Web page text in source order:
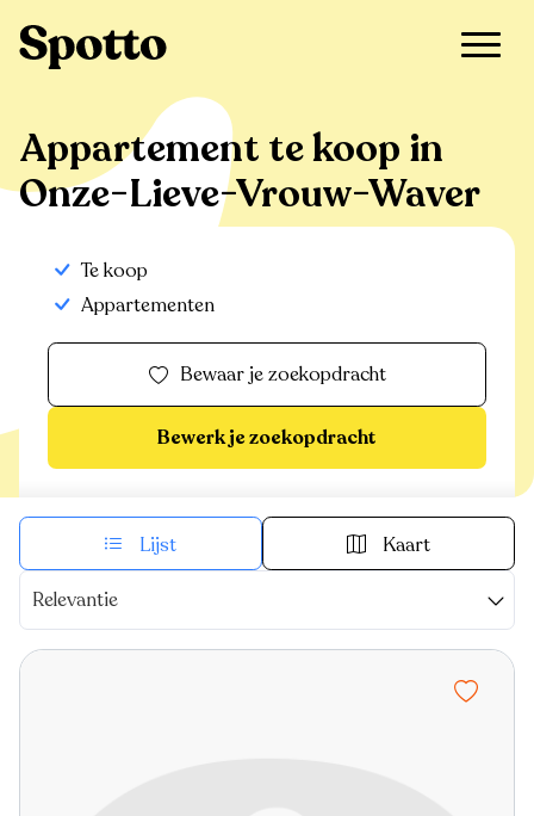
Onze-Lieve-Vrouw-Waver
Appartement te koop in
Onze-Lieve-Vrouw-Waver
Te koop
Appartementen
Bewaar je zoekopdracht
Bewerk je zoekopdracht
Lijst Kaart
Relevantie